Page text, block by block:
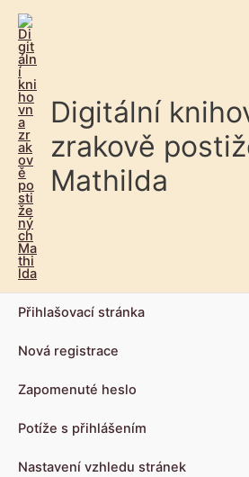
Digitální
zrakově
Mathilda
Přihlašovací stránka
Nová registrace
Zapomenuté heslo
Potíže s přihlášením
Nastavení vzhledu stránek